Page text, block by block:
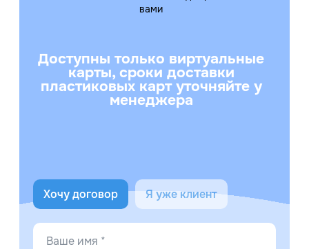
вами
Доступны только виртуальные
карты, сроки доставки
пластиковых карт уточняйте у
менеджера
Хочу договор Я уже клиент
Ваше имя *